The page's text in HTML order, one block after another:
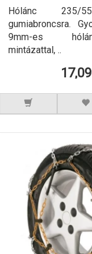
Hólánc 235/
gumiabroncsra.
9mm-es
mintázattal, ..